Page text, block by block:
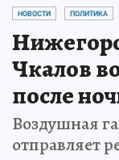
НОВОСТИ ПОЛИТИКА
Чкалов
после
Воздушная
отправляет